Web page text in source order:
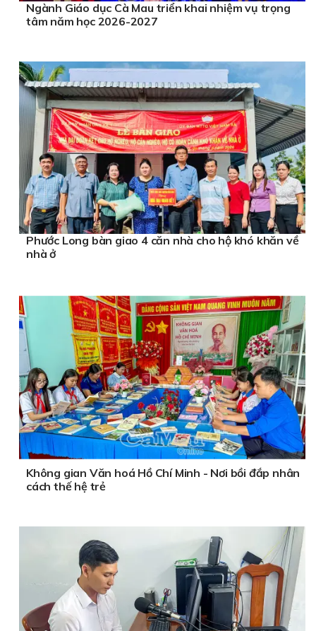
Ngành Giáo dục Cà Mau triển khai nhiệm vụ trọng
tâm năm học 2026-2027
Phước Long bàn giao 4 căn nhà cho hộ khó khăn về
nhà ở
Không gian Văn hoá Hồ Chí Minh - Nơi bồi đắp nhân
cách thế hệ trẻ